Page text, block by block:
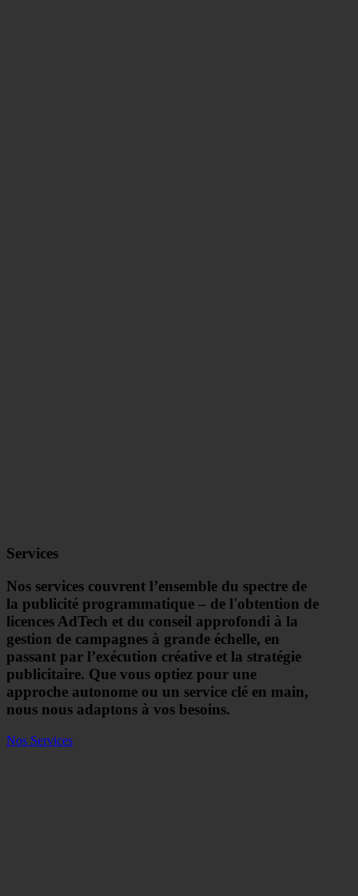
Services
Nos services couvrent l’ensemble du spectre de
la publicité programmatique – de l'obtention de
licences AdTech et du conseil approfondi à la
gestion de campagnes à grande échelle, en
passant par l’exécution créative et la stratégie
publicitaire. Que vous optiez pour une
approche autonome ou un service clé en main,
nous nous adaptons à vos besoins.
Nos Services